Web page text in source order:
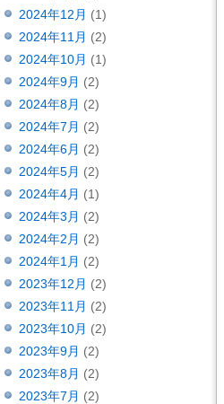
2024年12月 (1)
2024年11月 (2)
2024年10月 (1)
2024年9月 (2)
2024年8月 (2)
2024年7月 (2)
2024年6月 (2)
2024年5月 (2)
2024年4月 (1)
2024年3月 (2)
2024年2月 (2)
2024年1月 (2)
2023年12月 (2)
2023年11月 (2)
2023年10月 (2)
2023年9月 (2)
2023年8月 (2)
2023年7月 (2)